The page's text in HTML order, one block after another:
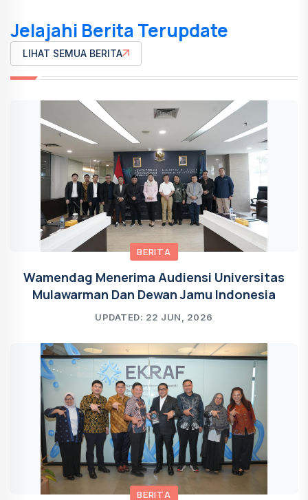
Jelajahi Berita Terupdate
LIHAT SEMUA BERITA
BERITA
Wamendag Menerima Audiensi Universitas
Mulawarman Dan Dewan Jamu Indonesia
UPDATED: 22 JUN, 2026
BERITA